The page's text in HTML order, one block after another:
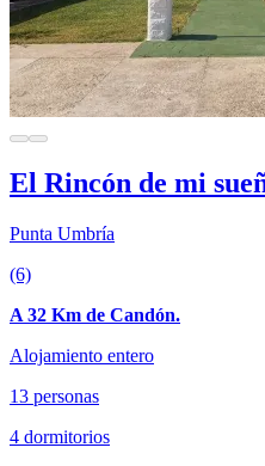
El Rincón de mi
Punta Umbría
(6)
A 32 Km de Candón.
Alojamiento entero
13 personas
4 dormitorios